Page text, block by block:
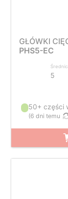
GŁÓWKI
PHS5-EC
5
50+ części
(6 dni temu